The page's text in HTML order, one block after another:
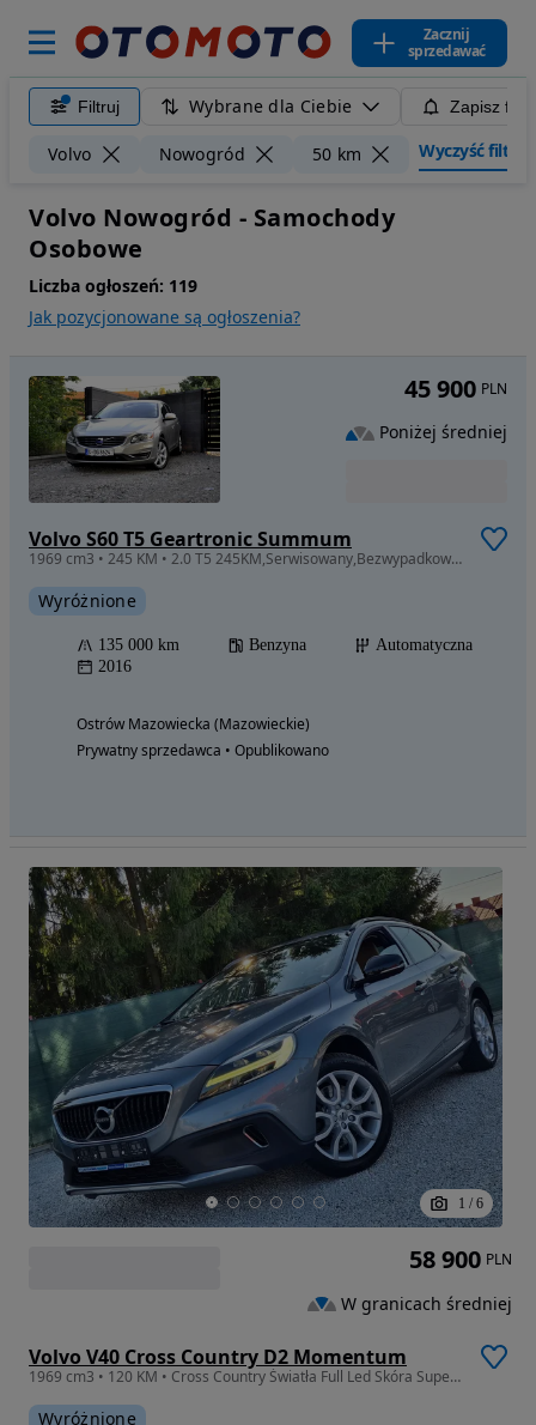
Zacznij
sprzedawać
Filtruj Wybrane dla Ciebie Zapisz
Volvo Nowogród 50 km Wyczyść filtry
Volvo Nowogród - Samochody
Osobowe
Liczba ogłoszeń: 119
Jak pozycjonowane są ogłoszenia?
Volvo S60 T5 Geartronic Summum
1969 cm3 • 245 KM • 2.0 T5 245KM,Serwisowany,Bezwypadkowy,Jedne ręce,Super stan.
Wyróżnione
135 000 km Benzyna
Automatyczna
2016
Ostrów Mazowiecka (Mazowieckie)
Prywatny sprzedawca • Opublikowano
45 900 PLN
Poniżej średniej
1 / 6
Volvo V40 Cross Country D2 Momentum
1969 cm3 • 120 KM • Cross Country Światła Full Led Skóra Super Stan Piękne Auto!
Wyróżnione
58 900 PLN
W granicach średniej